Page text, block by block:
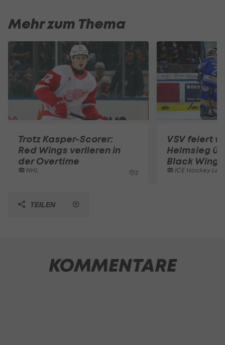
Mehr zum Thema
Trotz Kasper-Scorer:
Red Wings verlieren in
der Overtime
NHL 2
VSV feiert
Heimsieg
Black Wings
ICE Hockey
TEILEN
KOMMENTARE